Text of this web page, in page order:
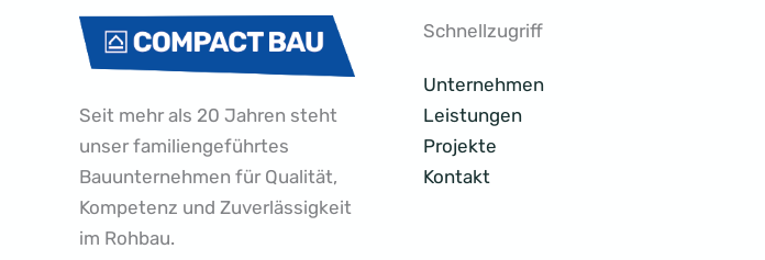
Seit mehr als 20 Jahren steht
unser familiengeführtes
Bauunternehmen für Qualität,
Kompetenz und Zuverlässigkeit
im Rohbau.
Schnellzugriff
Unternehmen
Leistungen
Projekte
Kontakt